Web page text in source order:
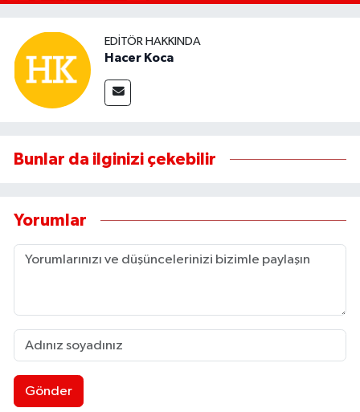
EDITÖR HAKKINDA
Hacer Koca
Bunlar da ilginizi çekebilir
Yorumlar
Gönder